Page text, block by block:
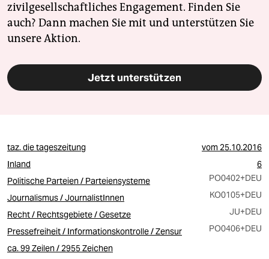
zivilgesellschaftliches Engagement. Finden Sie
auch? Dann machen Sie mit und unterstützen Sie
unsere Aktion.
Jetzt unterstützen
taz. die tageszeitung vom25.10.2016
Inland
6
Politische Parteien / Parteiensysteme
PO0402+DEU
Journalismus / JournalistInnen
KO0105+DEU
Recht / Rechtsgebiete / Gesetze
JU+DEU
Pressefreiheit / Informationskontrolle / Zensur
PO0406+DEU
ca. 99 Zeilen / 2955 Zeichen